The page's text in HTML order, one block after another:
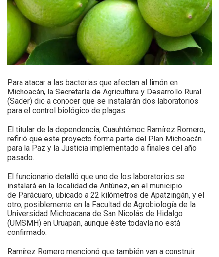
Para atacar a las bacterias que afectan al limón en
Michoacán, la Secretaría de Agricultura y Desarrollo Rural
(Sader) dio a conocer que se instalarán dos laboratorios
para el control biológico de plagas.
El titular de la dependencia, Cuauhtémoc Ramírez Romero,
refirió que este proyecto forma parte del Plan Michoacán
para la Paz y la Justicia implementado a finales del año
pasado.
El funcionario detalló que uno de los laboratorios se
instalará en la localidad de Antúnez, en el municipio
de Parácuaro, ubicado a 22 kilómetros de Apatzingán, y el
otro, posiblemente en la Facultad de Agrobiología de la
Universidad Michoacana de San Nicolás de Hidalgo
(UMSMH) en Uruapan, aunque éste todavía no está
confirmado.
Ramírez Romero mencionó que también van a construir